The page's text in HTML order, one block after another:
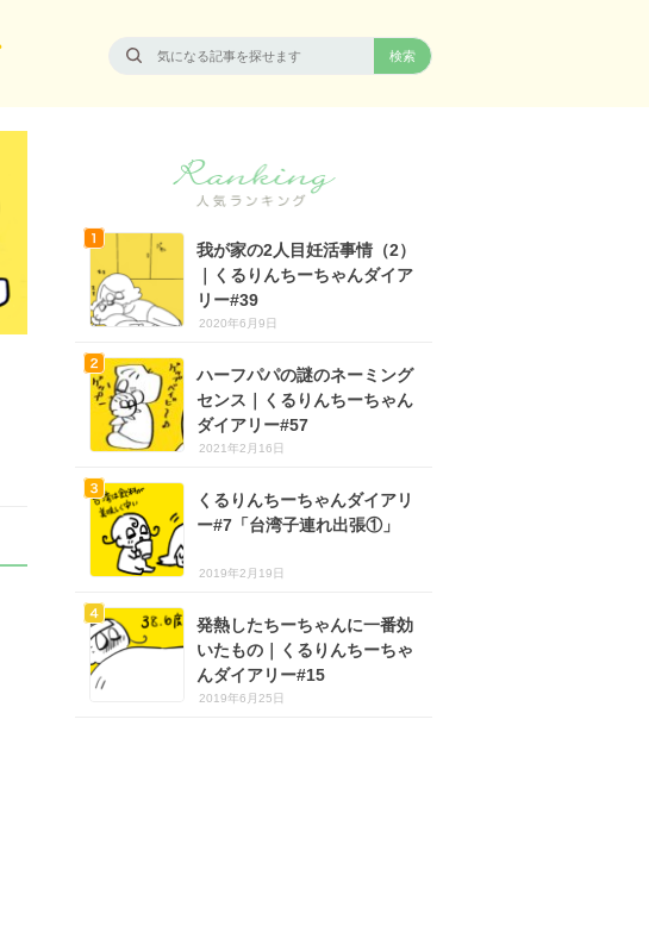
我が家の2人目妊活事情（2）
｜くるりんちーちゃんダイア
リー#39
2020年6月9日
ハーフパパの謎のネーミング
センス｜くるりんちーちゃん
ダイアリー#57
2021年2月16日
くるりんちーちゃんダイアリ
ー#7「台湾子連れ出張①」
2019年2月19日
発熱したちーちゃんに一番効
いたもの｜くるりんちーちゃ
んダイアリー#15
2019年6月25日